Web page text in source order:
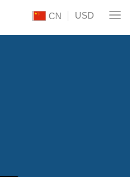
CN USD